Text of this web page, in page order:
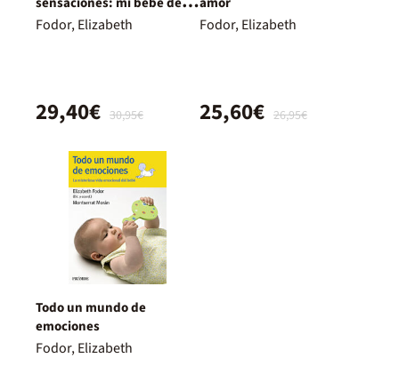
a 6 meses
Fodor, Elizabeth
30,95€
29,40€
Fodor, Elizabeth
26,95€
25,60€
Todo un mundo de
emociones
Fodor, Elizabeth